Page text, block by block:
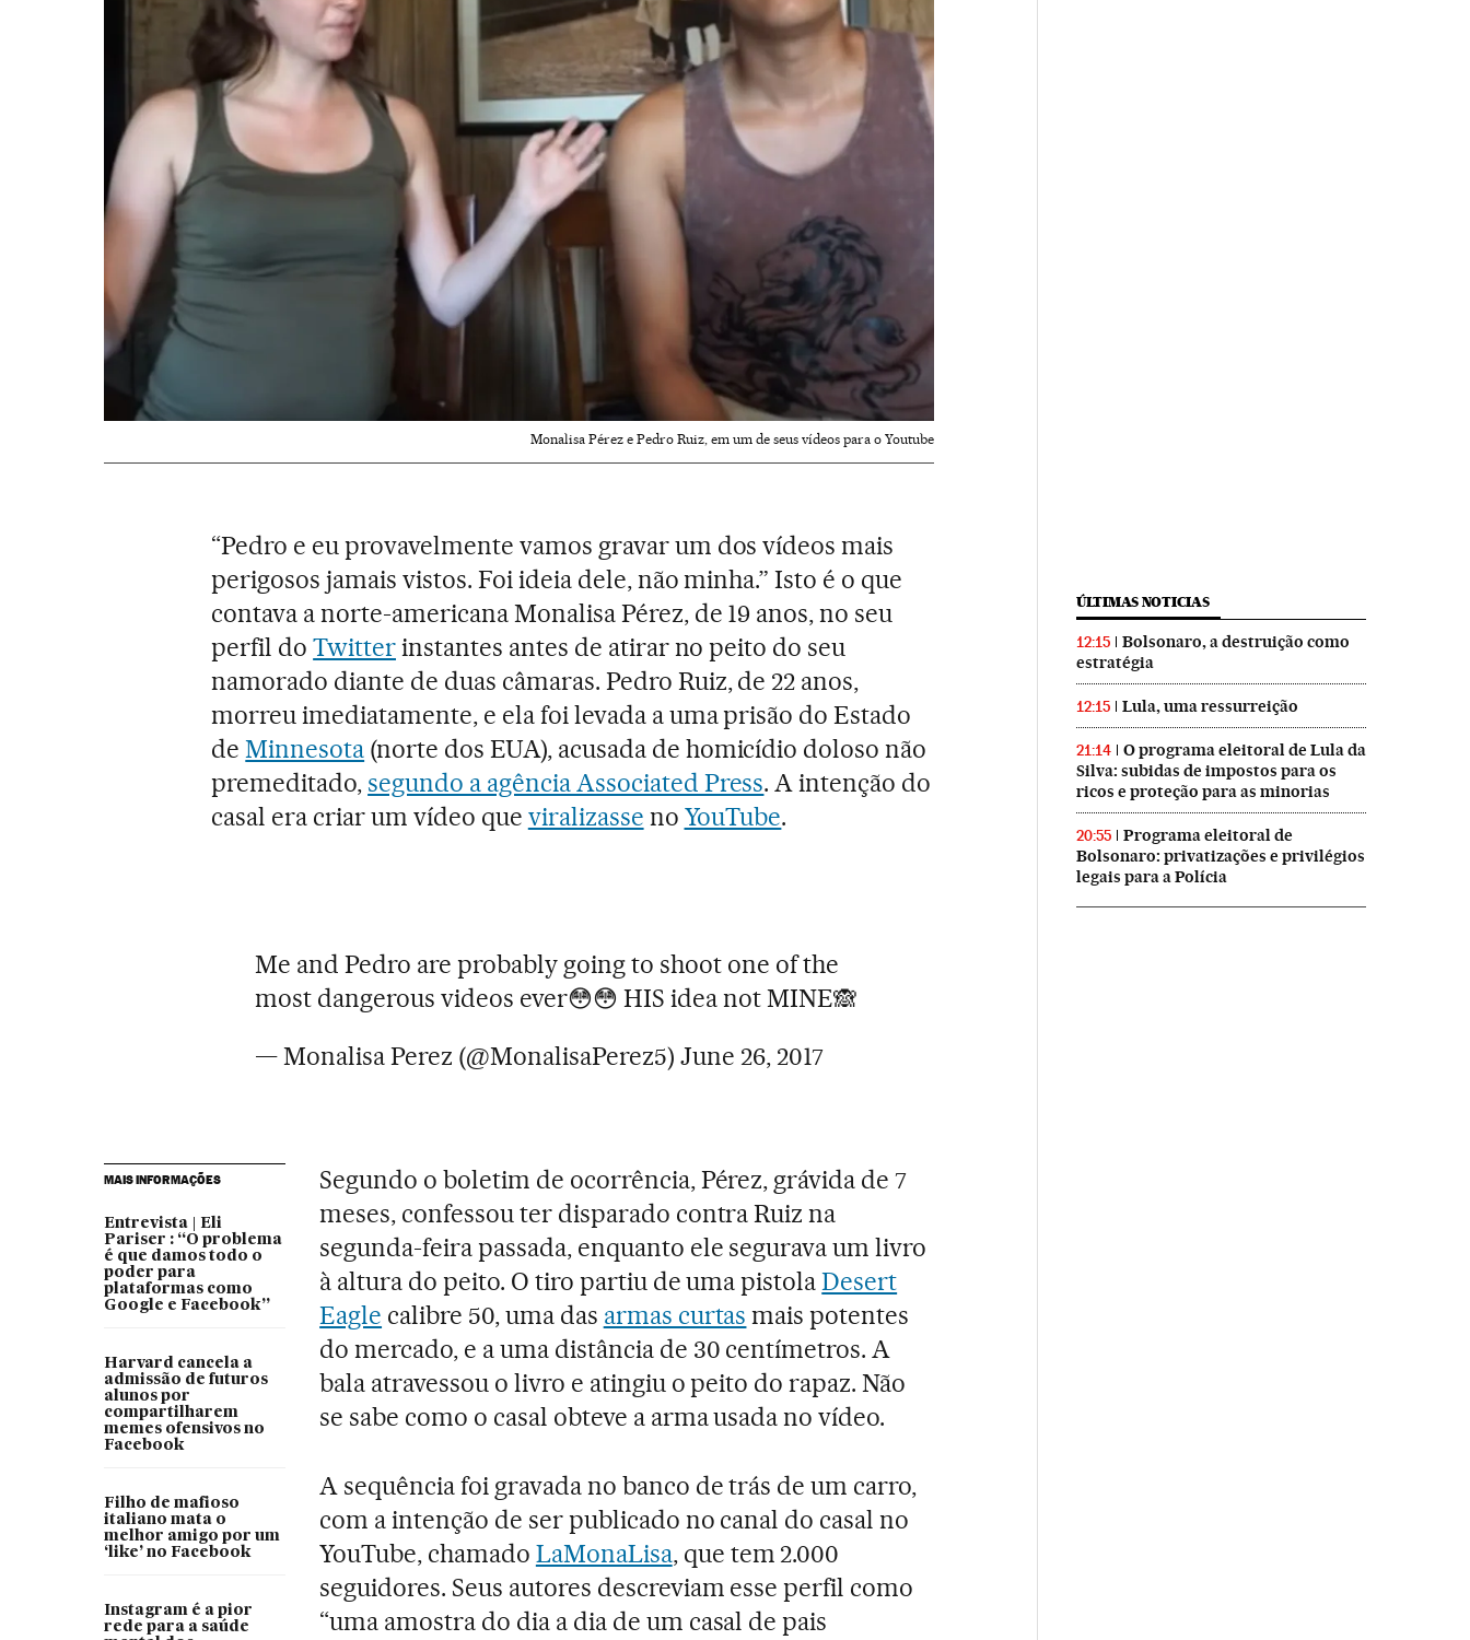
Monalisa Pérez e Pedro Ruiz, em um de seus vídeos para o Youtube
“Pedro e eu provavelmente vamos gravar um dos vídeos mais
perigosos jamais vistos. Foi ideia dele, não minha.” Isto é o que
contava a norte-americana Monalisa Pérez, de 19 anos, no seu
perfil doTwitterinstantes antes de atirar no peito do seu
namorado diante de duas câmaras. Pedro Ruiz, de 22 anos,
morreu imediatamente, e ela foi levada a uma prisão do Estado
deMinnesota (norte dos EUA), acusada de homicídio doloso não
premeditado,segundo a agência Associated Press. A intenção do
casal era criar um vídeo que viralizasse no YouTube.
Me and Pedro are probably going to shoot one of the
most dangerous videos ever😳😳 HIS idea not MINE🙈
— Monalisa Perez (@MonalisaPerez5)June 26, 2017
MAIS INFORMAÇÕES
Entrevista | Eli
Pariser : “O problema
é que damos todo o
poder para
plataformas como
Google e Facebook”
Harvard cancela a
admissão de futuros
alunos por
compartilharem
memes ofensivos no
Facebook
Filho de mafioso
italiano mata o
melhor amigo por um
‘like’ no Facebook
Instagram é a pior
rede para a saúde
Segundo o boletim de ocorrência, Pérez, grávida de 7
meses, confessou ter disparado contra Ruiz na
segunda-feira passada, enquanto ele segurava um livro
à altura do peito. O tiro partiu de uma pistolaDesert
Eagle calibre 50, uma das armas curtas mais potentes
do mercado, e a uma distância de 30 centímetros. A
bala atravessou o livro e atingiu o peito do rapaz. Não
se sabe como o casal obteve a arma usada no vídeo.
A sequência foi gravada no banco de trás de um carro,
com a intenção de ser publicado no canal do casal no
YouTube, chamado LaMonaLisa, que tem 2.000
seguidores. Seus autores descreviam esse perfil como
“uma amostra do dia a dia de um casal de pais
ÚLTIMAS NOTICIAS
12:15
Bolsonaro, a destruição como
estratégia
12:15 Lula, uma ressurreição
21:14
O programa eleitoral de Lula da
Silva: subidas de impostos para os
ricos e proteção para as minorias
20:55
Programa eleitoral de
Bolsonaro: privatizações e privilégios
legais para a Polícia